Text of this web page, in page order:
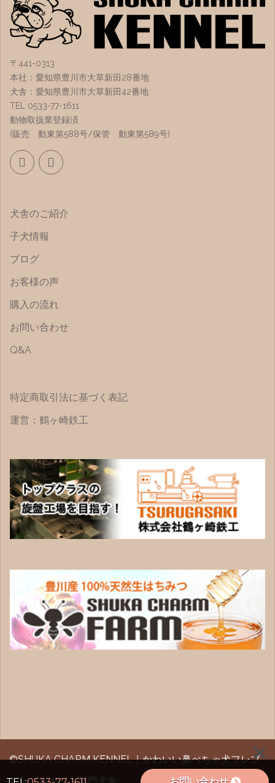
〒441-0313
本社：愛知県豊川市大草新田28番地
犬舎：愛知県豊川市大草新田42番地
TEL 0533-77-1611
動物取扱業登録済
(販売 動東第588号/保管 動東第589号)
犬舎のご紹介
子犬情報
ブログ
お客様の声
購入の流れ
お問い合わせ
Q&A
特定商取引法に基づく表記
運営：鶴ヶ崎鉄工
©SHUKA CHARM KENNEL｜かわいい鼻ぺちゃ犬フレブ